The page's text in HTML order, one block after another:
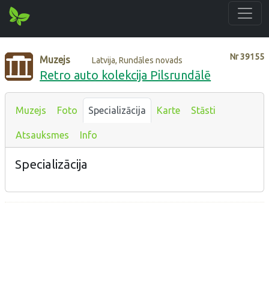
Nr39155
Muzejs Latvija, Rundāles novads
Retro auto kolekcija Pilsrundālē
Muzejs Foto Specializācija Karte Stāsti
Atsauksmes Info
Specializācija